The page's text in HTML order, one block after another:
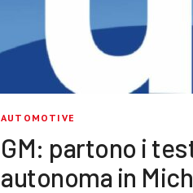
AUTOMOTIVE
GM: partono i
autonoma in